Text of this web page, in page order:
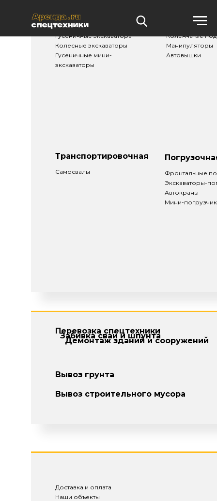
Землеройная
Гусеничные экскаваторы
Колесные экскаваторы
Гусеничные мини-
экскаваторы
Подъемная
Коленчатые
Манипуляторы
Автовышки
Транспортировочная
Самосвалы
Мини-
Автокраны
Экскаваторы-
Фронтальные
Перевозка спецтехники
Забивка свай и шпунта
Демонтаж зданий и сооружений
Вывоз грунта
Вывоз строительного мусора
Доставка и оплата
Наши объекты